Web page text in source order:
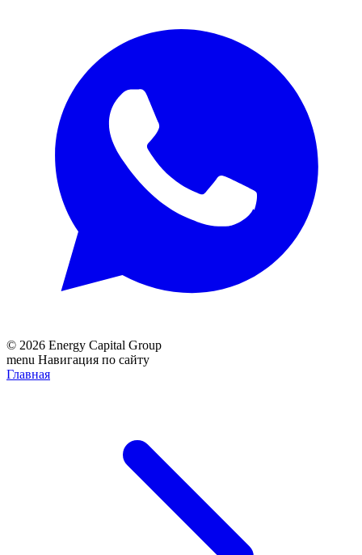
© 2026 Energy Capital Group
menu Навигация по сайту
Главная